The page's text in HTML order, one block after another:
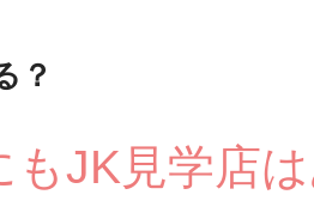
？
JK見学店は